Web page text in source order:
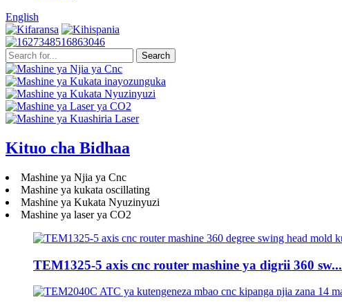
English
Kituo cha Bidhaa
Mashine ya Njia ya Cnc
Mashine ya kukata oscillating
Mashine ya Kukata Nyuzinyuzi
Mashine ya laser ya CO2
TEM1325-5 axis cnc router mashine ya digrii 360 sw...